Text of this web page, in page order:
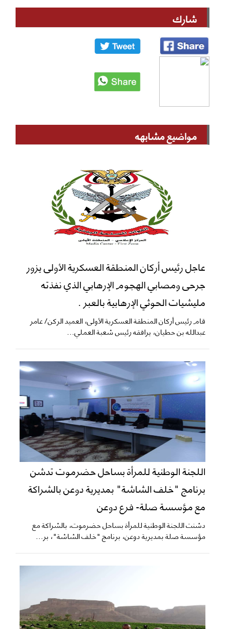
شارك
مواضيع مشابهه
عاجل رئيس أركان المنطقة العسكرية الأولى يزور
جرحى ومصابي الهجوم الإرهابي الذي نفذته
مليشيات الحوثي الإرهابية بالعبر .
قام رئيس أركان المنطقة العسكرية الأولى، العميد الركن/ عامر
عبدالله بن حطيان، يرافقه رئيس شعبة العملي...
اللجنة الوطنية للمرأة بساحل حضرموت تدشن
برنامج "خلف الشاشة" بمديرية دوعن بالشراكة
مع مؤسسة صلة- فرع دوعن
دشنت اللجنة الوطنية للمرأة بساحل حضرموت، بالشراكة مع
مؤسسة صلة بمديرية دوعن، برنامج "خلف الشاشة"، بر...